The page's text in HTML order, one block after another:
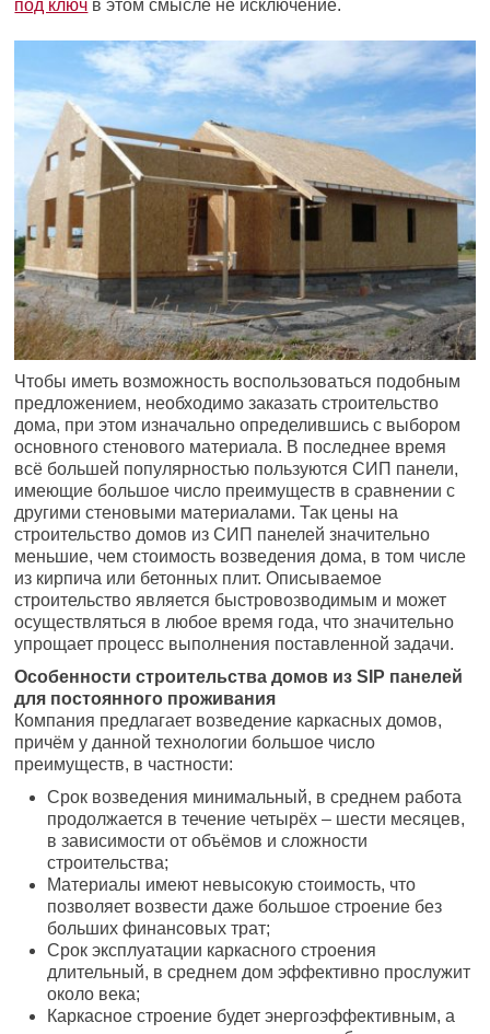
под ключ в этом смысле не исключение.
Чтобы иметь возможность воспользоваться подобным
предложением, необходимо заказать строительство
дома, при этом изначально определившись с выбором
основного стенового материала. В последнее время
всё большей популярностью пользуются СИП панели,
имеющие большое число преимуществ в сравнении с
другими стеновыми материалами. Так цены на
строительство домов из СИП панелей значительно
меньшие, чем стоимость возведения дома, в том числе
из кирпича или бетонных плит. Описываемое
строительство является быстровозводимым и может
осуществляться в любое время года, что значительно
упрощает процесс выполнения поставленной задачи.
Особенности строительства домов из SIP панелей
для постоянного проживания
Компания предлагает возведение каркасных домов,
причём у данной технологии большое число
преимуществ, в частности:
Срок возведения минимальный, в среднем работа
продолжается в течение четырёх – шести месяцев,
в зависимости от объёмов и сложности
строительства;
Материалы имеют невысокую стоимость, что
позволяет возвести даже большое строение без
больших финансовых трат;
Срок эксплуатации каркасного строения
длительный, в среднем дом эффективно прослужит
около века;
Каркасное строение будет энергоэффективным, а